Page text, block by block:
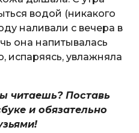
водой (никакого
наливали с вечера в
она напитывалась
испаряясь, увлажняла
читаешь? Поставь
и обязательно